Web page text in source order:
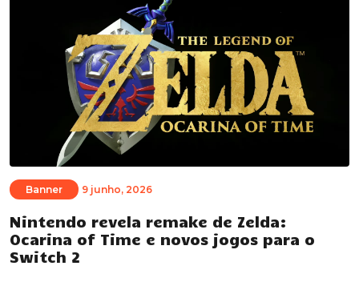
Banner 9 junho, 2026
Nintendo revela remake de Zelda:
Ocarina of Time e novos jogos para o
Switch 2